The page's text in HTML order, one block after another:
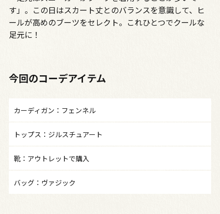
す」。この日はスカート丈とのバランスを意識して、ヒ
ールが高めのブーツをセレクト。これひとつでクールな
足元に！
今回のコーデアイテム
カーディガン：フェンネル
トップス：ジルスチュアート
靴：アウトレットで購入
バッグ：ヴァジック